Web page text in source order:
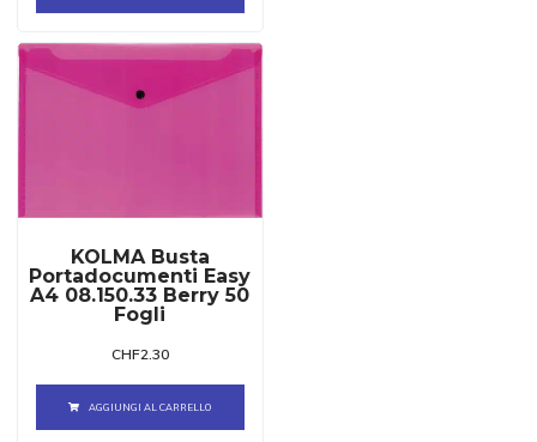
KOLMA Busta
Portadocumenti Easy
A4 08.150.33 Berry 50
Fogli
CHF2.30
AGGIUNGI AL CARRELLO